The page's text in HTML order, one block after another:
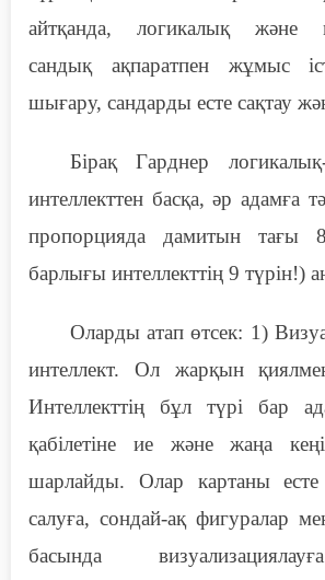
айтқанда, логикалық және
сандық ақпаратпен жұмыс
шығару, сандарды есте сақтау
Бірақ Гарднер
интеллекттен басқа, әр адамға
пропорцияда дамитын тағы
барлығы интеллекттің 9 түрін!)
Оларды атап өтсек: 1)В
интеллект. Ол жарқын
Интеллекттің бұл түрі бар
қабілетіне ие және жаңа
шарлайды. Олар картаны есте
салуға, сондай-ақ фигуралар
басында